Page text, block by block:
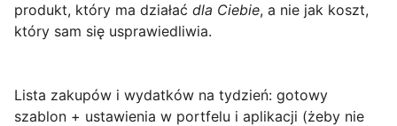
produkt, który ma działać dla Ciebie, a nie jak koszt,
który sam się usprawiedliwia.
Lista zakupów i wydatków na tydzień: gotowy
szablon + ustawienia w portfelu i aplikacji (żeby nie